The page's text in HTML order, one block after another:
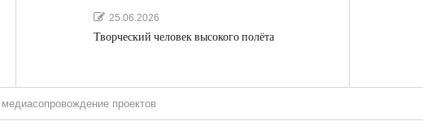
25.06.2026
Творческий человек высокого полёта
проектов